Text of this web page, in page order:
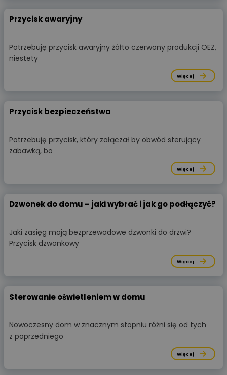
Przycisk awaryjny
Potrzebuję przycisk awaryjny żółto czerwony produkcji OEZ,
niestety
Więcej
Przycisk bezpieczeństwa
Potrzebuję przycisk, który załączał by obwód sterujący
zabawką, bo
Więcej
Dzwonek do domu – jaki wybrać i jak go podłączyć?
Jaki zasięg mają bezprzewodowe dzwonki do drzwi?
Przycisk dzwonkowy
Więcej
Sterowanie oświetleniem w domu
Nowoczesny dom w znacznym stopniu różni się od tych
z poprzedniego
Więcej